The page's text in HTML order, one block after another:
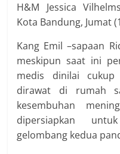
H&M Jessica
Kota Bandung, Jumat
Kang Emil –sapaan
meskipun saat ini
medis dinilai
dirawat di rumah
kesembuhan
dipersiapkan
gelombang kedua